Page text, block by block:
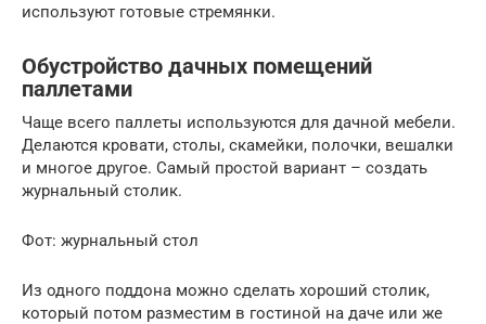
используют готовые стремянки.
Обустройство дачных помещений
паллетами
Чаще всего паллеты используются для дачной мебели.
Делаются кровати, столы, скамейки, полочки, вешалки
и многое другое. Самый простой вариант – создать
журнальный столик.
Фот: журнальный стол
Из одного поддона можно сделать хороший столик,
который потом разместим в гостиной на даче или же